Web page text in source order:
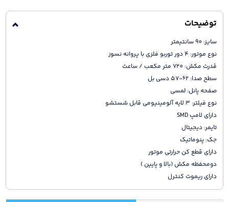
توضیحات
سایز: 90 سانتیمتر
نوع موتور: 4 دور توربو فلزی با پروانه نسوز
قدرت مکش: 720 متر مکعب / ساعت
سطح صدا: 62-57 دسی بل
صفحه پانل: لمسی
نوع فیلتر: 3 لایه آلومینیومی قابل شستشو
دارای لامپ SMD
تایمر: دیجیتال
جک: پنوماتیک
دارای قطع کن حرارتی موتور
دومحفظه مکش (بالا و پایین )
دارای ریموت کنترل